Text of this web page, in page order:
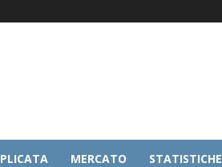
MERCATO STATISTICHE